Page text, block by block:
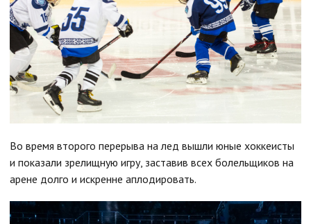
Во время второго перерыва на лед вышли юные хоккеисты
и показали зрелищную игру, заставив всех болельщиков на
арене долго и искренне аплодировать.